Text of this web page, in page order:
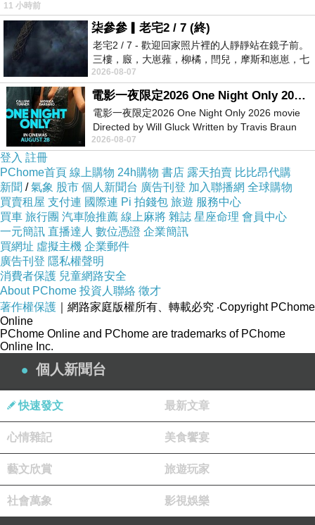
11 小時前
柒參參▎老宅2 / 7 (終)
老宅2 / 7 - 歡迎回家照片裡的人靜靜站在鏡子前。
三樓，廄，大崽蕥，柳橘，閆兒，摩斯和崽崽，七
個人整整齊齊地站在鏡框之外，如同
2026-08-07
電影一夜限定2026 One Night Only 2026 movie
電影一夜限定2026 One Night Only 2026 movie
Directed by Will Gluck Written by Travis Braun
Starring Monica Barbaro
2026-08-07
登入 註冊
PChome首頁 線上購物 24h購物 書店 露天拍賣 比比昂代購
新聞 /氣象 股市 個人新聞台 廣告刊登 加入聯播網 全球購物
買賣租屋 支付連 國際連 Pi 拍錢包 旅遊 服務中心
買車 旅行團 汽車險推薦 線上麻將 雜誌 星座命理 會員中心
一元簡訊 直播達人 數位憑證 企業簡訊
買網址 虛擬主機 企業郵件
廣告刊登 隱私權聲明
消費者保護 兒童網路安全
About PChome 投資人聯絡 徵才
著作權保護 ｜網路家庭版權所有、轉載必究 ‧Copyright PChome
Online
PChome Online and PChome are trademarks of PChome
Online Inc.
個人新聞台
快速發文 最新文章
心情雜記 美食饗宴
藝文欣賞 旅遊玩家
社會萬象 影視娛樂